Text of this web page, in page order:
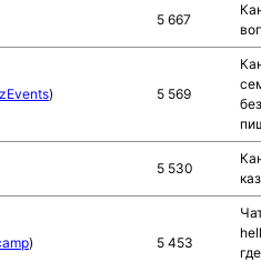
5 667
) 5 569
5 530
) 5 453